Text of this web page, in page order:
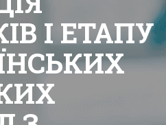
І ЕТАПУ